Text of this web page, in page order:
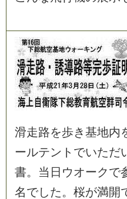
滑走路を歩き基地内
ールテン ト でいただ
書。 当 日 ウオークで
名でした。 桜が満開